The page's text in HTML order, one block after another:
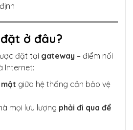
ở đâu?
đặt tại gateway – điểm nối
Internet:
giữa hệ thống cần bảo vệ
mọi lưu lượng phải đi qua để